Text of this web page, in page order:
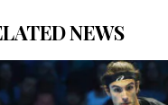
NEWS